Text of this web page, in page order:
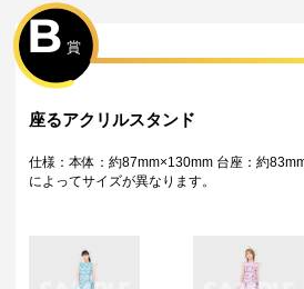
入代行サービス「World Shopping」をご利用
特典について
・多連特典をご希望の場合、「くじ引き内容
が表示されているボタンを選択の上でくじ引
注意ください。
・Wチャンス賞は対象の期間内くじ引き1回ご
キャンペーンです。
・Wチャンス賞のチャレンジには初回のみア
なります。
B 賞
座るアクリルスタンド
仕様：本体：約87mm×130mm 台座：約
によってサイズが異なります。